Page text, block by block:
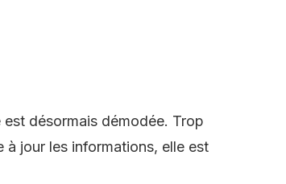
désormais démodée. Trop
à jour les informations, elle est